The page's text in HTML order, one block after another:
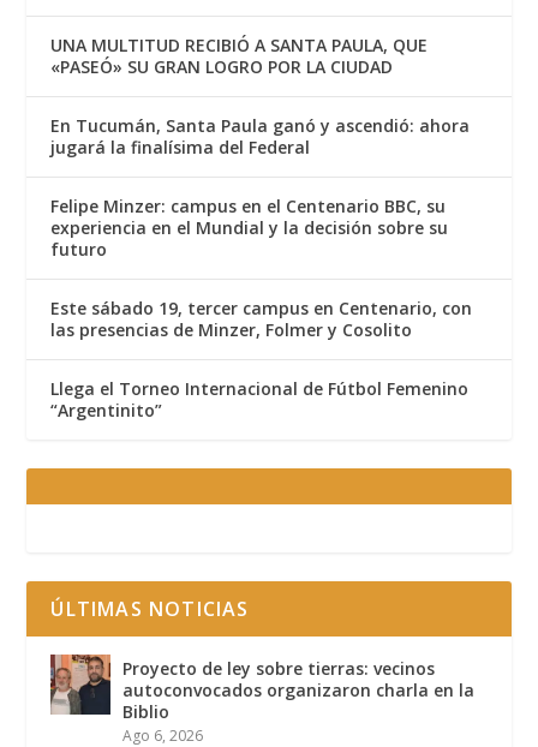
UNA MULTITUD RECIBIÓ A SANTA PAULA, QUE
«PASEÓ» SU GRAN LOGRO POR LA CIUDAD
En Tucumán, Santa Paula ganó y ascendió: ahora
jugará la finalísima del Federal
Felipe Minzer: campus en el Centenario BBC, su
experiencia en el Mundial y la decisión sobre su
futuro
Este sábado 19, tercer campus en Centenario, con
las presencias de Minzer, Folmer y Cosolito
Llega el Torneo Internacional de Fútbol Femenino
“Argentinito”
ÚLTIMAS NOTICIAS
Proyecto de ley sobre tierras: vecinos
autoconvocados organizaron charla en la
Biblio
Ago 6, 2026